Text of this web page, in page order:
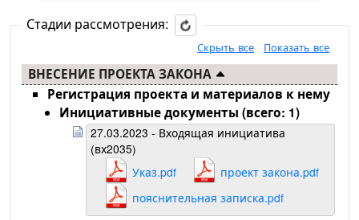
Стадии рассмотрения:
Скрыть все Показать все
ВНЕСЕНИЕ ПРОЕКТА ЗАКОНА
Регистрация проекта и материалов к нему
Инициативные документы (всего: 1)
27.03.2023 - Входящая инициатива
(вх2035)
Указ.pdf
проект закона.pdf
пояснительная записка.pdf